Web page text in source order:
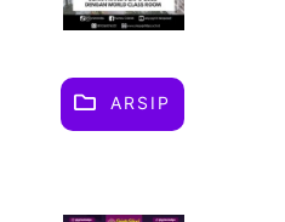
ARSIP